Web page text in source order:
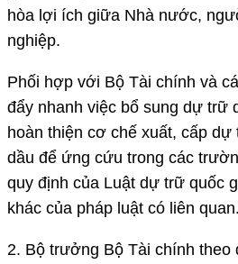
hòa lợi ích giữa Nhà nước,
nghiệp.
Phối hợp với Bộ Tài chính và
đẩy nhanh việc bổ sung dự trữ
hoàn thiện cơ chế xuất, cấp dự
dầu để ứng cứu trong các
quy định của Luật dự trữ quốc
khác của pháp luật có liên quan.
2. Bộ trưởng Bộ Tài chính theo